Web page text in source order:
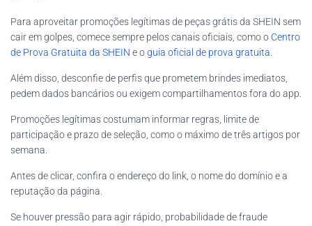
Para aproveitar promoções legítimas de peças grátis da SHEIN sem
cair em golpes, comece sempre pelos canais oficiais, como o Centro
de Prova Gratuita da SHEIN e oguia oficial de prova gratuita
Além disso, desconfie de perfis que prometem brindes imediatos,
pedem dados bancários ou exigem compartilhamentos fora do app.
Promoções legítimas costumam informar regras, limite de
participação e prazo de seleção, como o máximo de três artigos por
semana.
Antes de clicar, confira o endereço do link, o nome do domínio e a
reputação da página.
Se houver pressão para agir rápido, probabilidade de fraude